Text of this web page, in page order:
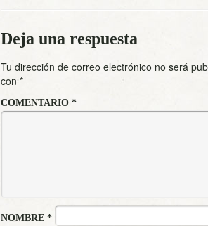
Deja una respuesta
Tu dirección de correo electrónico no será
con *
COMENTARIO *
NOMBRE *